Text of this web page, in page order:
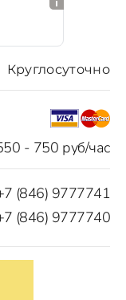
- 750 руб/час
Круглосуточно
(846) 9777741
(846) 9777740